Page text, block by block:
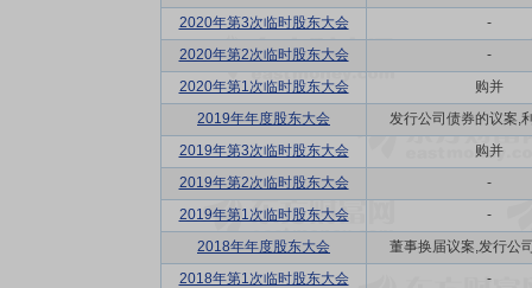
2020年第3次临时股东大会
-
2020年第2次临时股东大会
-
2020年第1次临时股东大会
购并
2019年年度股东大会
发行公司债券的议案,
2019年第3次临时股东大会
购并
2019年第2次临时股东大会
-
2019年第1次临时股东大会
-
2018年年度股东大会
董事换届议案,发行公
2018年第1次临时股东大会
-